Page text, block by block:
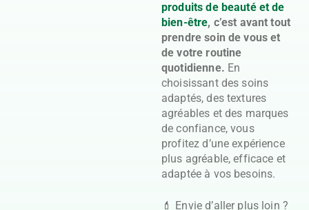
produits de beauté et de
bien-être, c’est avant tout
prendre soin de vous et
de votre routine
quotidienne. En
choisissant des soins
adaptés, des textures
agréables et des marques
de confiance, vous
profitez d’une expérience
plus agréable, efficace et
adaptée à vos besoins.
💄 Envie d’aller plus loin ?